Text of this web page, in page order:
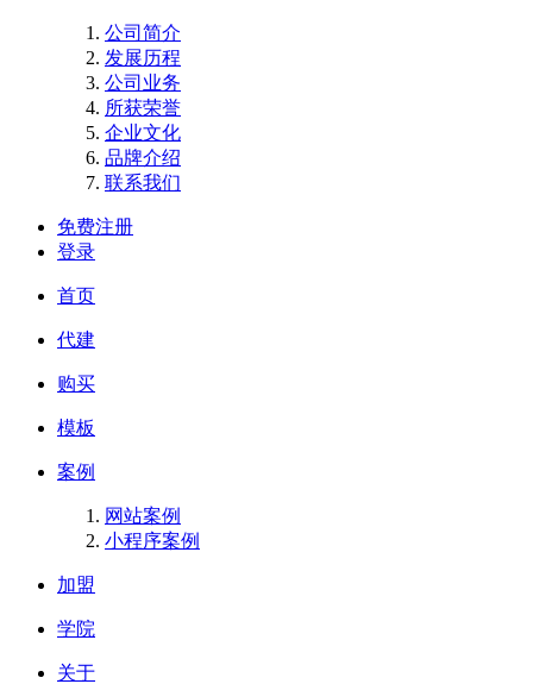
公司简介
发展历程
公司业务
所获荣誉
企业文化
品牌介绍
联系我们
免费注册
登录
首页
代建
购买
模板
案例
网站案例
小程序案例
加盟
学院
关于